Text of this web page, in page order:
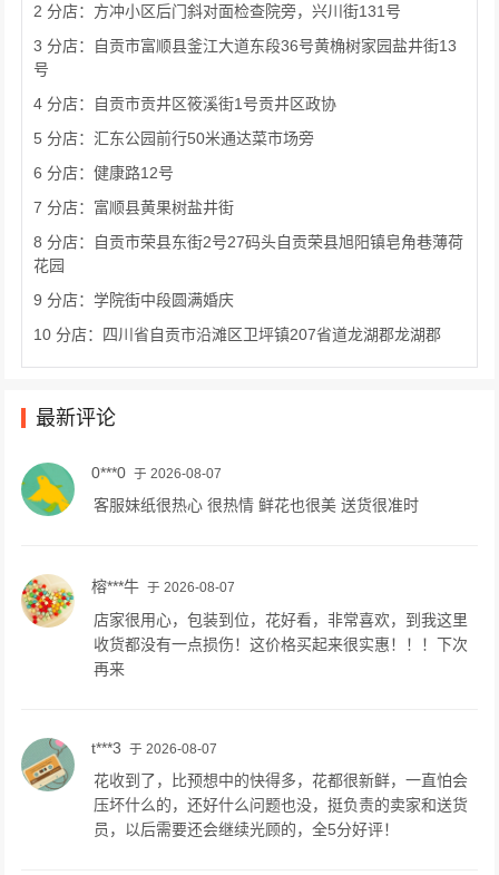
2 分店：方冲小区后门斜对面检查院旁，兴川街131号
3 分店：自贡市富顺县釜江大道东段36号黄桷树家园盐井街13
号
4 分店：自贡市贡井区筱溪街1号贡井区政协
5 分店：汇东公园前行50米通达菜市场旁
6 分店：健康路12号
7 分店：富顺县黄果树盐井街
8 分店：自贡市荣县东街2号27码头自贡荣县旭阳镇皂角巷薄荷
花园
9 分店：学院街中段圆满婚庆
10 分店：四川省自贡市沿滩区卫坪镇207省道龙湖郡龙湖郡
11 分店：山水名苑12栋13店
最新评论
0***0 于 2026-08-07
客服妹纸很热心 很热情 鲜花也很美 送货很准时
榕***牛 于 2026-08-07
店家很用心，包装到位，花好看，非常喜欢，到我这里
收货都没有一点损伤！这价格买起来很实惠！！！下次
再来
t***3 于 2026-08-07
花收到了，比预想中的快得多，花都很新鲜，一直怕会
压坏什么的，还好什么问题也没，挺负责的卖家和送货
员，以后需要还会继续光顾的，全5分好评！